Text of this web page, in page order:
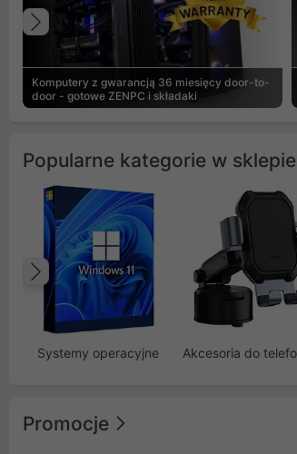
Komputery z gwarancją 36 miesięcy door-to-
door - gotowe ZENPC i składaki
Poprzedni
Popularne kategorie w sklepie
Systemy operacyjne
Poprzedni
Promocje